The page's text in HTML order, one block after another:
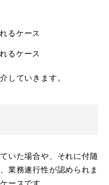
るケース
るケース
していきます。
いた場合や、それに付随
業務遂行性が認められま
ースです。